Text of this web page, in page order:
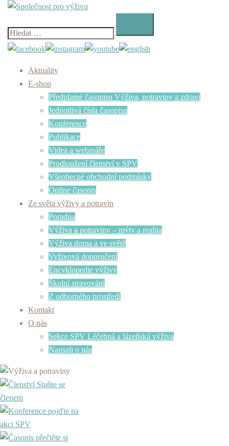
Skip
content
Vyhledávání
Aktuality
E-shop
Předplatné časopisu Výživa, potraviny a zdraví
Jednotlivá čísla časopisu
Konference
Publikace
Videa a webináře
Prodloužení členství v SPV
Všeobecné obchodní podmínky
Online časopis
Ze světa výživy a potravin
Poradna
Výživa a potraviny – mýty a realita
Výživa doma a ve světě
Vyživová doporučení
Encyklopedie výživy
Školní stravování
Z odborného prostředí
Kontakt
O nás
Sekce SPV Léčebná a lázeňská výživa
Napsali o nás
Staňte se
členem
pojďte na
akci SPV
přečtěte si